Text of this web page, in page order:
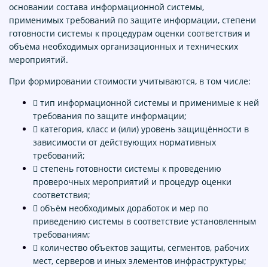
основании состава информационной системы,
применимых требований по защите информации, степени
готовности системы к процедурам оценки соответствия и
объёма необходимых организационных и технических
мероприятий.
При формировании стоимости учитываются, в том числе:
 тип информационной системы и применимые к ней
требования по защите информации;
 категория, класс и (или) уровень защищённости в
зависимости от действующих нормативных
требований;
 степень готовности системы к проведению
проверочных мероприятий и процедур оценки
соответствия;
 объём необходимых доработок и мер по
приведению системы в соответствие установленным
требованиям;
 количество объектов защиты, сегментов, рабочих
мест, серверов и иных элементов инфраструктуры;